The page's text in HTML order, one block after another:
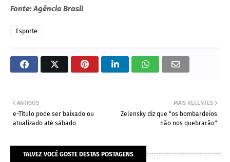
Fonte: Agência Brasil
Esporte
MAIS RECENTES
Zelensky diz que "os bombardeios
não nos quebrarão"
ANTIGOS
e-Título pode ser baixado ou
atualizado até sábado
TALVEZ VOCÊ GOSTE DESTAS POSTAGENS